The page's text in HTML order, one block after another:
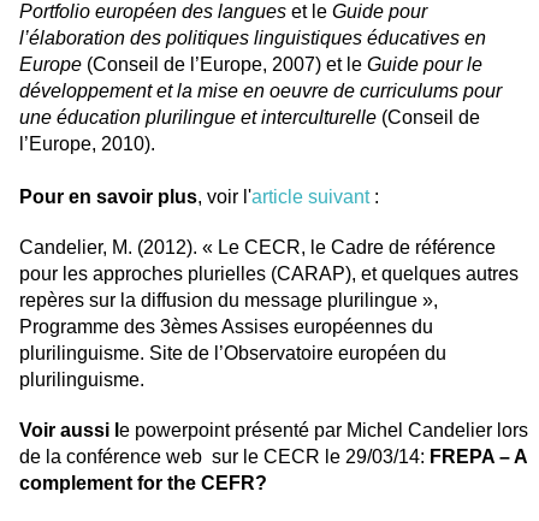
Portfolio européen des langues et le Guide pour
l’élaboration des politiques linguistiques éducatives en
Europe (Conseil de l’Europe, 2007) et le Guide pour le
développement et la mise en oeuvre de curriculums pour
une éducation plurilingue et interculturelle (Conseil de
l’Europe, 2010).
Pour en savoir plus, voir l'article suivant :
Candelier, M. (2012). « Le CECR, le Cadre de référence
pour les approches plurielles (CARAP), et quelques autres
repères sur la diffusion du message plurilingue »,
Programme des 3èmes Assises européennes du
plurilinguisme. Site de l’Observatoire européen du
plurilinguisme.
Voir aussi l e powerpoint présenté par Michel Candelier lors
de la conférence web sur le CECR le 29/03/14: FREPA – A
complement for the CEFR?